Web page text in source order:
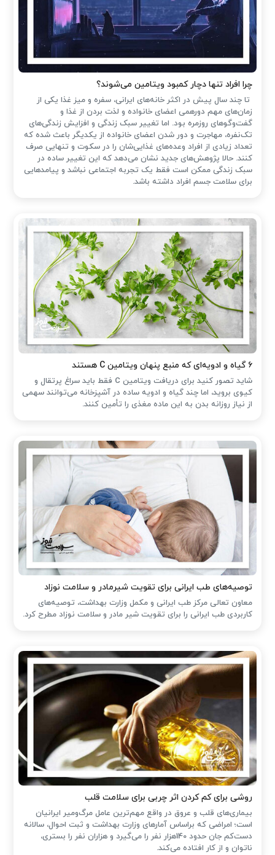
چرا افراد تنها دچار کمبود ویتامین می‌شوند؟
تا چند سال پیش در اکثر خانه‌های ایرانی، سفره و میز غذا یکی از
زمان‌های مهم دورهمی اعضای خانواده و لذت بردن از غذا و
گفت‌وگوهای روزمره بود. اما تغییر سبک زندگی و افزایش زندگی‌های
تک‌نفره، مهاجرت و دور شدن اعضای خانواده از یکدیگر باعث شده که
تعداد زیادی از افراد وعده‌های غذایی‌شان را در سکوت و تنهایی صرف
کنند. حالا پژوهش‌های جدید نشان می‌دهد که این تغییر ساده در
سبک زندگی ممکن است فقط یک تجربه اجتماعی نباشد و پیامدهایی
برای سلامت جسم افراد داشته باشد.
۶ گیاه و ادویه‌ای که منبع پنهان ویتامین C هستند
شاید تصور کنید برای دریافت ویتامین C فقط باید سراغ پرتقال و
کیوی بروید، اما چند گیاه و ادویه ساده در آشپزخانه می‌توانند سهمی
از نیاز روزانه بدن به این ماده مغذی را تأمین کنند.
توصیه‌های طب ایرانی برای تقویت شیرمادر و سلامت نوزاد
معاون تعالی مرکز طب ایرانی و مکمل وزارت بهداشت، توصیه‌های
کاربردی طب ایرانی را برای تقویت شیر مادر و سلامت نوزاد مطرح کرد.
روشی برای کم کردن اثر چربی برای سلامت قلب
بیماری‌های قلب و عروق در واقع مهم‌ترین عامل مرگ‌ومیر ایرانیان
است؛ امراضی که براساس آمارهای وزارت بهداشت و ثبت احوال، سالانه
دست‌کم جان حدود 140هزار نفر را می‌گیرد و هزاران نفر را بستری،
ناتوان و از کار افتاده می‌کند.